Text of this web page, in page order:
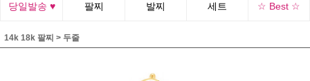
당일발송 ♥ 팔찌 발찌 세트 ☆ Best ☆
14k 18k 팔찌 > 두줄